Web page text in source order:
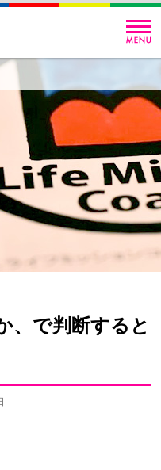
、で判断すると